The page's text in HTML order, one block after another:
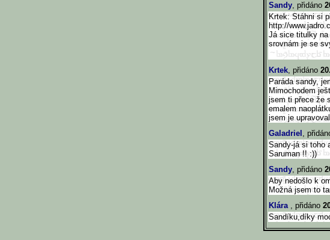
Sandy, přidáno
Krtek: Stáhni si
http://
Já sice titulky na
srovnám je se
Krtek, přidáno
Paráda sandy,
Mimochodem
jsem ti přece že
emalem
jsem je
Galadriel ,
Sandy-já si toho
Saruman !! :))
Sandy, přidáno
Aby nedošlo k
Možná jsem to
Klára , přidáno
Sandíku,díky